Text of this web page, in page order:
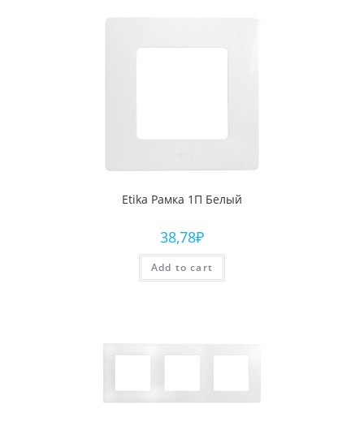
Etika Рамка 1П Белый
38,78₽
Add to cart